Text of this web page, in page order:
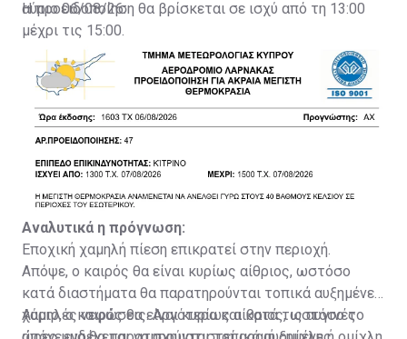
αύριο 06/08/26.
Η προειδοποίηση θα βρίσκεται σε ισχύ από τη 13:00
μέχρι τις 15:00.
Αναλυτικά η πρόγνωση:
Εποχική χαμηλή πίεση επικρατεί στην περιοχή.
Απόψε, ο καιρός θα είναι κυρίως αίθριος, ωστόσο
κατά διαστήματα θα παρατηρούνται τοπικά αυξημένες
χαμηλές νεφώσεις. Αργότερα και κατά τις αυγινές
Αύριο, ο καιρός θα είναι κυρίως αίθριος, ωστόσο το